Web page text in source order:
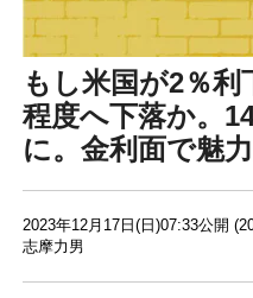
もし米国が2％
程度へ下落か。
に。金利面で魅
2023年12月17日(日)07:33公開
志摩力男